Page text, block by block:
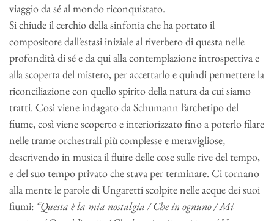
viaggio da sé al mondo riconquistato.
Si chiude il cerchio della sinfonia che ha portato il
compositore dall’estasi iniziale al riverbero di questa nelle
profondità di sé e da qui alla contemplazione introspettiva e
alla scoperta del mistero, per accettarlo e quindi permettere la
riconciliazione con quello spirito della natura da cui siamo
tratti. Così viene indagato da Schumann l’archetipo del
fiume, così viene scoperto e interiorizzato fino a poterlo filare
nelle trame orchestrali più complesse e meravigliose,
descrivendo in musica il fluire delle cose sulle rive del tempo,
e del suo tempo privato che stava per terminare. Ci tornano
alla mente le parole di Ungaretti scolpite nelle acque dei suoi
fiumi: “Questa è la mia nostalgia / Che in ognuno / Mi